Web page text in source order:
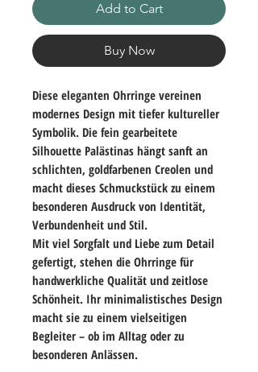
Add to Cart
Buy Now
Diese eleganten Ohrringe vereinen
modernes Design mit tiefer kultureller
Symbolik. Die fein gearbeitete
Silhouette Palästinas hängt sanft an
schlichten, goldfarbenen Creolen und
macht dieses Schmuckstück zu einem
besonderen Ausdruck von Identität,
Verbundenheit und Stil.
Mit viel Sorgfalt und Liebe zum Detail
gefertigt, stehen die Ohrringe für
handwerkliche Qualität und zeitlose
Schönheit. Ihr minimalistisches Design
macht sie zu einem vielseitigen
Begleiter – ob im Alltag oder zu
besonderen Anlässen.